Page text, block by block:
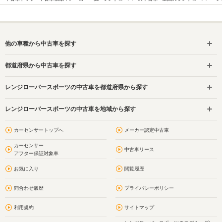
他の車種から中古車を探す
都道府県から中古車を探す
レンジローバースポーツの中古車を都道府県から探す
レンジローバースポーツの中古車を地域から探す
カーセンサートップへ メーカー認定中古車
カーセンサー
アフター保証対象車
中古車リース
お気に入り 閲覧履歴
問合わせ履歴 プライバシーポリシー
利用規約 サイトマップ